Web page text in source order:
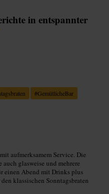
in entspannter
#GemütlicheBar
aufmerksamem Service. Die
glasweise und mehrere
einen Abend mit Drinks plus
klassischen Sonntagsbraten